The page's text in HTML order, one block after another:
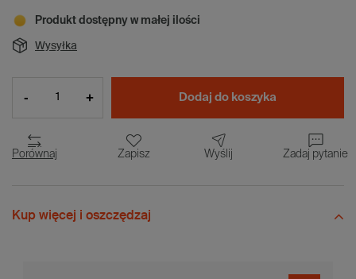
Produkt dostępny w małej ilości
Wysyłka
- + Dodaj do koszyka
Porównaj Zapisz Wyślij Zadaj pytanie
Kup więcej i oszczędzaj